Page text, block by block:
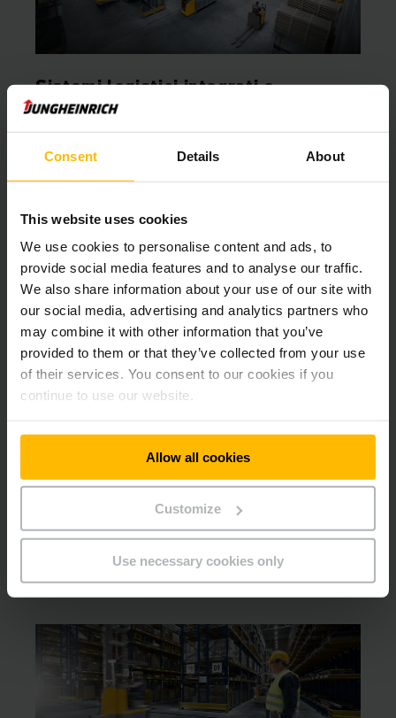
Consent Details About
This website uses cookies
We use cookies to personalise content and ads, to
provide social media features and to analyse our traffic.
We also share information about your use of our site with
our social media, advertising and analytics partners who
may combine it with other information that you’ve
provided to them or that they’ve collected from your use
of their services. You consent to our cookies if you
continue to use our website.
Allow all cookies
Customize
Use necessary cookies only
Sistemi logistici integrati e
l'ottimizzazione dei processi
I vostri contatti per i sistemi logistici integrati e
l'ottimizzazione dei processi
PIÙ INFORMAZIONI
Sistemi di trasporto senza
Il vostro interlocutore per i sistemi di veicoli a guida